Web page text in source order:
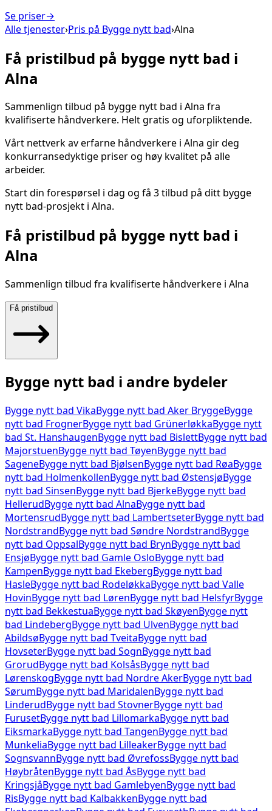
Se priser→
Alle tjenester›Pris på Bygge nytt bad›Alna
Få pristilbud på bygge nytt bad i
Alna
Sammenlign tilbud på bygge nytt bad i Alna fra
kvalifiserte håndverkere. Helt gratis og uforpliktende.
Vårt nettverk av erfarne håndverkere i Alna gir deg
konkurransedyktige priser og høy kvalitet på alle
arbeider.
Start din forespørsel i dag og få 3 tilbud på ditt bygge
nytt bad-prosjekt i Alna.
Få pristilbud på bygge nytt bad i
Alna
Sammenlign tilbud fra kvalifiserte håndverkere i Alna
Få pristilbud
Bygge nytt bad i andre bydeler
Bygge nytt bad VikaBygge nytt bad Aker BryggeBygge
nytt bad FrognerBygge nytt bad GrünerløkkaBygge nytt
bad St. HanshaugenBygge nytt bad BislettBygge nytt bad
MajorstuenBygge nytt bad TøyenBygge nytt bad
SageneBygge nytt bad BjølsenBygge nytt bad RøaBygge
nytt bad HolmenkollenBygge nytt bad ØstensjøBygge
nytt bad SinsenBygge nytt bad BjerkeBygge nytt bad
HellerudBygge nytt bad AlnaBygge nytt bad
MortensrudBygge nytt bad LambertseterBygge nytt bad
NordstrandBygge nytt bad Søndre NordstrandBygge
nytt bad OppsalBygge nytt bad BrynBygge nytt bad
EnsjøBygge nytt bad Gamle OsloBygge nytt bad
KampenBygge nytt bad EkebergBygge nytt bad
HasleBygge nytt bad RodeløkkaBygge nytt bad Valle
HovinBygge nytt bad LørenBygge nytt bad HelsfyrBygge
nytt bad BekkestuaBygge nytt bad SkøyenBygge nytt
bad LindebergBygge nytt bad UlvenBygge nytt bad
AbildsøBygge nytt bad TveitaBygge nytt bad
HovseterBygge nytt bad SognBygge nytt bad
GrorudBygge nytt bad KolsåsBygge nytt bad
LørenskogBygge nytt bad Nordre AkerBygge nytt bad
SørumBygge nytt bad MaridalenBygge nytt bad
LinderudBygge nytt bad StovnerBygge nytt bad
FurusetBygge nytt bad LillomarkaBygge nytt bad
EiksmarkaBygge nytt bad TangenBygge nytt bad
MunkeliaBygge nytt bad LilleakerBygge nytt bad
SognsvannBygge nytt bad ØvrefossBygge nytt bad
HøybråtenBygge nytt bad ÅsBygge nytt bad
KringsjåBygge nytt bad GamlebyenBygge nytt bad
RisBygge nytt bad KalbakkenBygge nytt bad